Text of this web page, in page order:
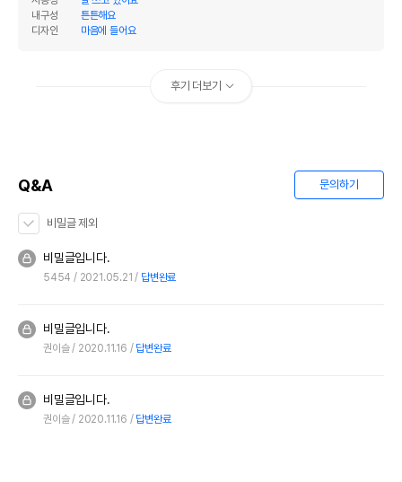
내구성
튼튼해요
디자인
마음에 들어요
후기 더보기
Q&A 문의하기
비밀글 제외
비밀글입니다.
5454 2021.05.21 답변완료
비밀글입니다.
권이슬 2020.11.16 답변완료
비밀글입니다.
권이슬 2020.11.16 답변완료